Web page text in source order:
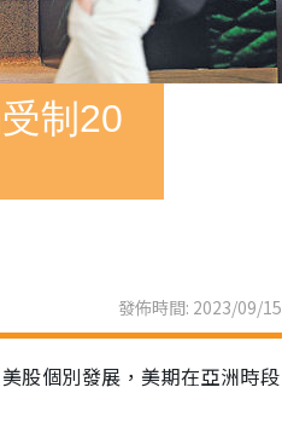
制20
發佈時間: 2023/09/15
股個別發展，美期在亞洲時段